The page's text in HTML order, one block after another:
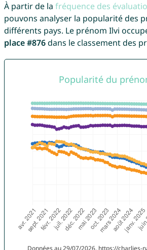
À partir de la fréquence des
pouvons analyser la popularité des
différents pays. Le prénom Ilvi
place #876dans le classement des